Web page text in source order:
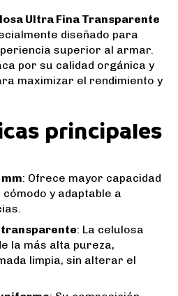
Ultra Fina Transparente
diseñado para
superior al armar.
por su calidad orgánica y
maximizar el rendimiento y
principales
: Ofrece mayor capacidad
y adaptable a
transparente: La celulosa
la más alta pureza,
limpia, sin alterar el